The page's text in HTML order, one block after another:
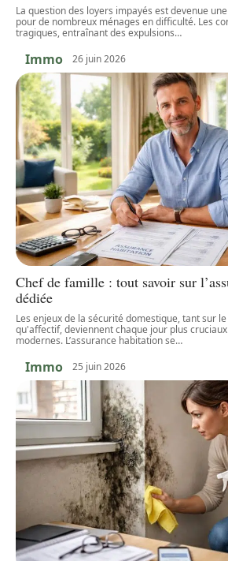
La question des loyers impayés est devenue
pour de nombreux ménages en difficulté. Les
tragiques, entraînant des expulsions…
Immo 26 juin 2026
Chef de famille : tout savoir sur
dédiée
Les enjeux de la sécurité domestique, tant sur
qu'affectif, deviennent chaque jour plus
modernes. L’assurance habitation se…
Immo 25 juin 2026